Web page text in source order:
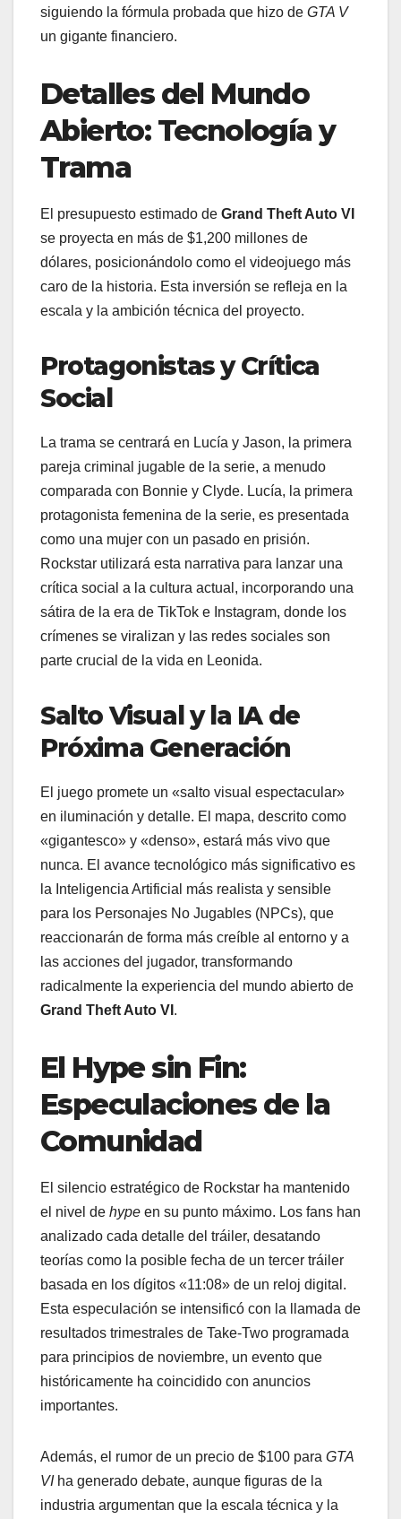
siguiendo la fórmula probada que hizo de GTA V
un gigante financiero.
Detalles del Mundo
Abierto: Tecnología y
Trama
El presupuesto estimado de Grand Theft Auto VI
se proyecta en más de $1,200 millones de
dólares, posicionándolo como el videojuego más
caro de la historia. Esta inversión se refleja en la
escala y la ambición técnica del proyecto.
Protagonistas y Crítica
Social
La trama se centrará en Lucía y Jason, la primera
pareja criminal jugable de la serie, a menudo
comparada con Bonnie y Clyde. Lucía, la primera
protagonista femenina de la serie, es presentada
como una mujer con un pasado en prisión.
Rockstar utilizará esta narrativa para lanzar una
crítica social a la cultura actual, incorporando una
sátira de la era de TikTok e Instagram, donde los
crímenes se viralizan y las redes sociales son
parte crucial de la vida en Leonida.
Salto Visual y la IA de
Próxima Generación
El juego promete un «salto visual espectacular»
en iluminación y detalle. El mapa, descrito como
«gigantesco» y «denso», estará más vivo que
nunca. El avance tecnológico más significativo es
la Inteligencia Artificial más realista y sensible
para los Personajes No Jugables (NPCs), que
reaccionarán de forma más creíble al entorno y a
las acciones del jugador, transformando
radicalmente la experiencia del mundo abierto de
Grand Theft Auto VI .
El Hype sin Fin:
Especulaciones de la
Comunidad
El silencio estratégico de Rockstar ha mantenido
el nivel de hype en su punto máximo. Los fans han
analizado cada detalle del tráiler, desatando
teorías como la posible fecha de un tercer tráiler
basada en los dígitos «11:08» de un reloj digital.
Esta especulación se intensificó con la llamada de
resultados trimestrales de Take-Two programada
para principios de noviembre, un evento que
históricamente ha coincidido con anuncios
importantes.
Además, el rumor de un precio de $100 para GTA
VIha generado debate, aunque figuras de la
industria argumentan que la escala técnica y la